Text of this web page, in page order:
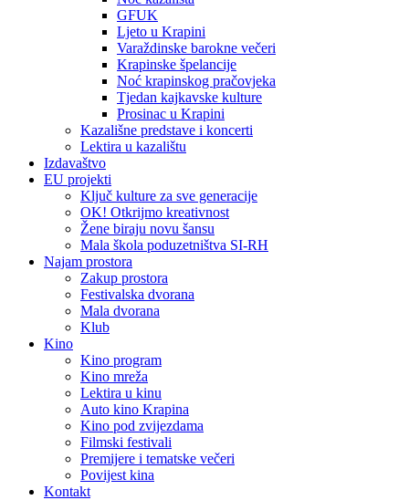
GFUK
Ljeto u Krapini
Varaždinske barokne večeri
Krapinske špelancije
Noć krapinskog pračovjeka
Tjedan kajkavske kulture
Prosinac u Krapini
Kazališne predstave i koncerti
Lektira u kazalištu
Izdavaštvo
EU projekti
Ključ kulture za sve generacije
OK! Otkrijmo kreativnost
Žene biraju novu šansu
Mala škola poduzetništva SI-RH
Najam prostora
Zakup prostora
Festivalska dvorana
Mala dvorana
Klub
Kino
Kino program
Kino mreža
Lektira u kinu
Auto kino Krapina
Kino pod zvijezdama
Filmski festivali
Premijere i tematske večeri
Povijest kina
Kontakt